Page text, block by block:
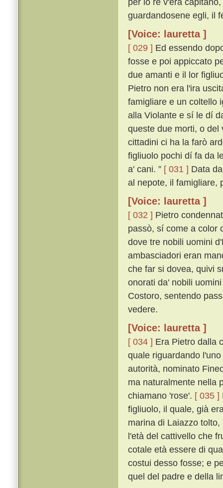
guardandosene egli, il
[Voice: lauretta ]
[ 029 ] Ed essendo
fosse e poi appiccato
due amanti e il lor
Pietro non era l'ira
famigliare e un coltello
alla Violante e sí le dí
queste due morti, o del
cittadini ci ha la farò
figliuolo pochi dí fa da
a' cani. ” [ 031 ] Data
al nepote, il famigliare,
[Voice: lauretta ]
[ 032 ] Pietro
passò, sí come a color
dove tre nobili uomini
ambasciadori eran
che far si dovea, quivi
onorati da' nobili
Costoro, sentendo
vedere.
[Voice: lauretta ]
[ 034 ] Era Pietro dalla
quale riguardando
autorità, nominato
ma naturalmente nella
chiamano 'rose'. [ 035 ]
figliuolo, il quale, già
marina di Laiazzo
l'età del cattivello che
cotale età essere di
costui desso fosse; e
quel del padre e della